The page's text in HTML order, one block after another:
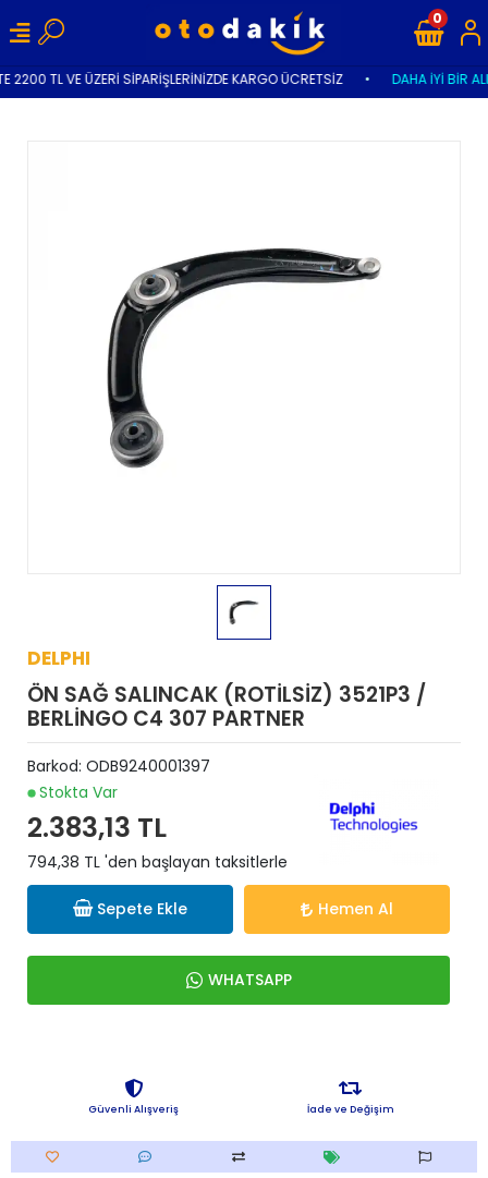
2200 TL VE ÜZERİ SİPARİŞLERİNİZDE KARGO ÜCRETSİZ • DAHA İYİ BİR
0
DELPHI
ÖN SAĞ SALINCAK (ROTİLSİZ) 3521P3 /
BERLİNGO C4 307 PARTNER
Barkod: ODB9240001397
Stokta Var
2.383,13 TL
794,38 TL 'den başlayan taksitlerle
Sepete Ekle Hemen Al
WHATSAPP
Güvenli Alışveriş İade ve Değişim